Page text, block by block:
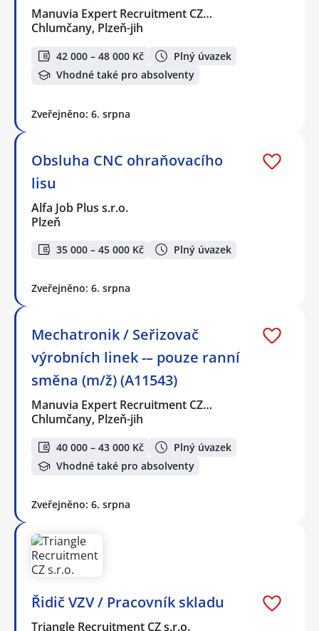
Manuvia Expert Recruitment CZ…
Chlumčany, Plzeň-jih
42 000 – 48 000 Kč
Plný úvazek
Vhodné také pro absolventy
Zveřejněno: 6. srpna
Obsluha CNC ohraňovacího
lisu
Alfa Job Plus s.r.o.
Plzeň
35 000 – 45 000 Kč Plný úvazek
Zveřejněno: 6. srpna
Mechatronik / Seřizovač
výrobních linek -– pouze ranní
směna (m/ž) (A11543)
Manuvia Expert Recruitment CZ…
Chlumčany, Plzeň-jih
40 000 – 43 000 Kč
Plný úvazek
Vhodné také pro absolventy
Zveřejněno: 6. srpna
Řidič VZV / Pracovník skladu
Triangle Recruitment CZ s.r.o.